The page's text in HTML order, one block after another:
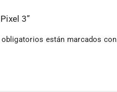
3”
están marcados con